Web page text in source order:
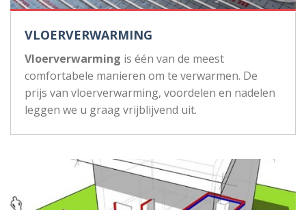
VLOERVERWARMING
Vloerverwarming is één van de meest
comfortabele manieren om te verwarmen. De
prijs van vloerverwarming, voordelen en nadelen
leggen we u graag vrijblijvend uit.